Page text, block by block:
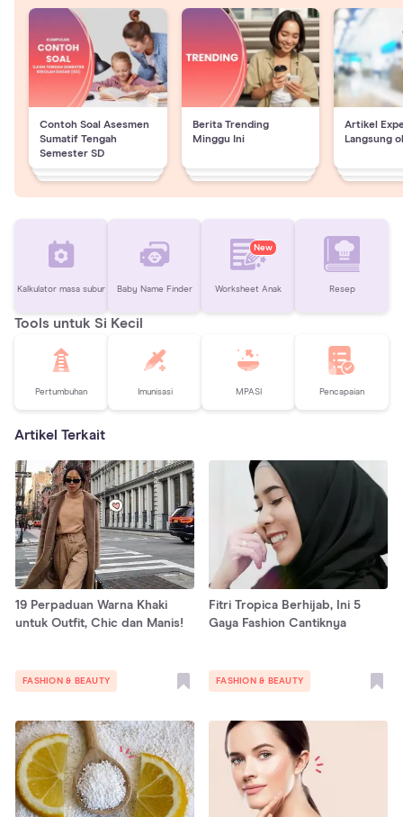
Contoh Soal Asesmen
Sumatif Tengah
Semester SD
Berita Trending
Minggu Ini
Artikel
Langsung
Kalkulator masa subur Baby Name Finder
New
Worksheet Anak Resep
Tools untuk Si Kecil
Pertumbuhan Imunisasi MPASI Pencapaian
Artikel Terkait
19 Perpaduan Warna Khaki
untuk Outfit, Chic dan Manis!
FASHION & BEAUTY
Fitri Tropica Berhijab, Ini 5
Gaya Fashion Cantiknya
FASHION & BEAUTY